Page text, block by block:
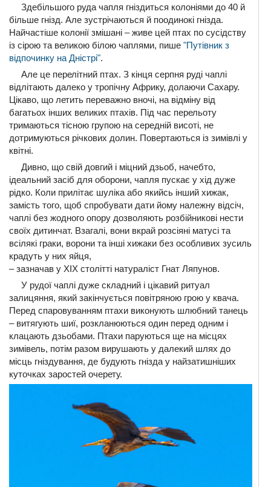
Здебільшого руда чапля гніздиться колоніями до 40 й
більше гнізд. Але зустрічаються й поодинокі гнізда.
Найчастіше колонії змішані – живе цей птах по сусідству
із сірою та великою білою чаплями, пише "Путівник з
відпочинку на Дністрі".
Але це перелітний птах. З кінця серпня руді чаплі
відлітають далеко у тропічну Африку, долаючи Сахару.
Цікаво, що летить переважно вночі, на відміну від
багатьох інших великих птахів. Під час перельоту
тримаються тісною групою на середній висоті, не
дотримуються річкових долин. Повертаються із зимівлі у
квітні.
Дивно, що свій довгий і міцний дзьоб, начебто,
ідеальний засіб для оборони, чапля пускає у хід дуже
рідко. Коли прилітає шуліка або якийсь інший хижак,
замість того, щоб спробувати дати йому належну відсіч,
чаплі без жодного опору дозволяють розбійникові нести
своїх дитинчат. Взагалі, вони вкрай розсіяні матусі та
всілякі граки, ворони та інші хижаки без особливих зусиль
крадуть у них яйця,
– зазначав у XIX столітті натураліст Гнат Ляпунов.
У рудої чаплі дуже складний і цікавий ритуал
залицяння, який закінчується повітряною грою у квача.
Перед спаровуванням птахи виконують шлюбний танець
– витягують шиї, розкланюються один перед одним і
клацають дзьобами. Птахи паруються ще на місцях
зимівель, потім разом вирушають у далекий шлях до
місць гніздування, де будують гнізда у найзатишніших
куточках заростей очерету.